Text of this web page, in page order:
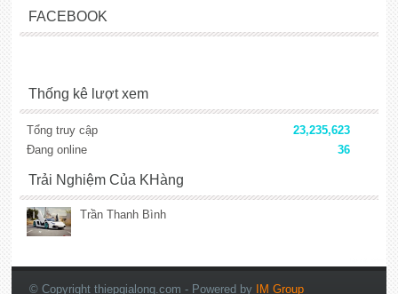
FACEBOOK
Thống kê lượt xem
Tổng truy cập
23,235,623
Đang online
36
Trải Nghiệm Của KHàng
Trần Thanh Bình
© Copyright thiepgialong.com - Powered by IM Group